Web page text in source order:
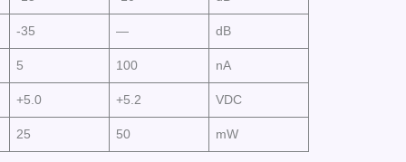
-35 — dB
5 100 nA
+5.0 +5.2 VDC
25 50 mW